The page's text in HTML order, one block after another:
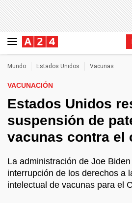
Mundo Estados Unidos Vacunas
VACUNACIÓN
Estados Unidos
suspensión de
vacunas contra el
La administración de Joe
interrupción de los derechos a
intelectual de vacunas para el